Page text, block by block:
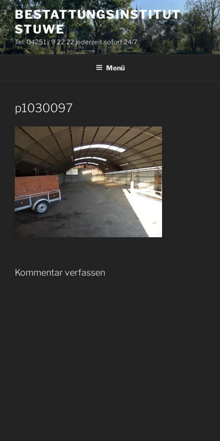
Zum
Inhalt
springen
BESTATTUNGSINSTITUT
STUWE
Tel: 04251 / 9 22 22 jederzeit sofort 24/7
Menü
p1030097
Kommentar verfassen